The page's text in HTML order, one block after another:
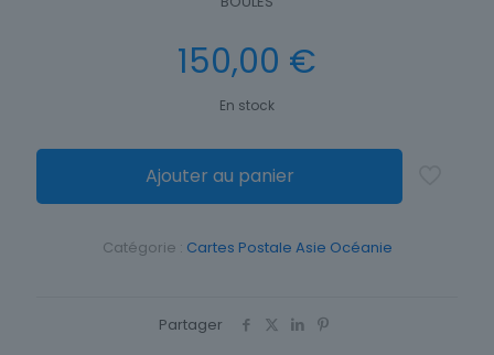
150,00 €
En stock
Ajouter au panier
Catégorie : Cartes Postale Asie Océanie
Partager